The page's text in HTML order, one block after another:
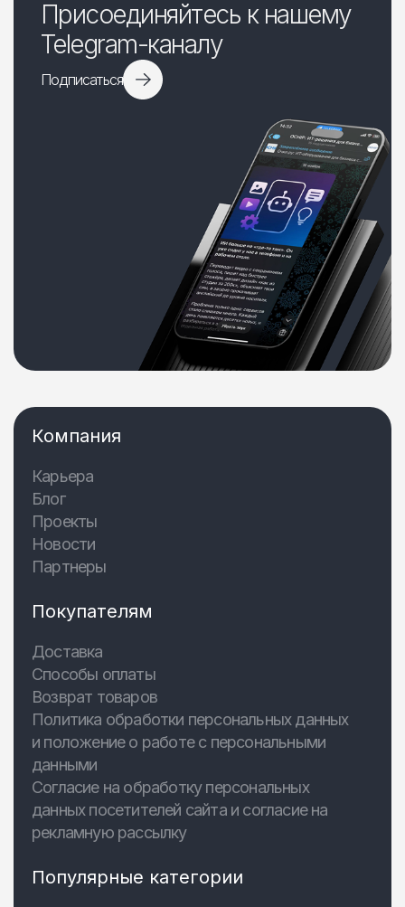
Присоединяйтесь к нашему
Telegram-каналу
Подписаться
Компания
Карьера
Блог
Проекты
Новости
Партнеры
Покупателям
Доставка
Способы оплаты
Возврат товаров
Политика обработки персональных данных
и положение о работе с персональными
данными
Согласие на обработку персональных
данных посетителей сайта и согласие на
рекламную рассылку
Популярные категории